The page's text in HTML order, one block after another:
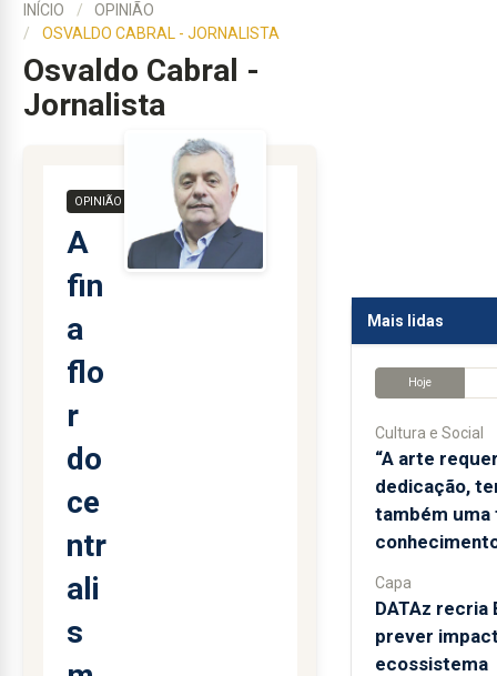
INÍCIO
OPINIÃO
OSVALDO CABRAL - JORNALISTA
Osvaldo Cabral -
Jornalista
OPINIÃO
A
fin
a
flo
r
do
ce
ntr
ali
s
Mais lidas
Hoje
Cultura e Social
“A arte
dedicação,
também uma
Capa
DATAz recria
prever
ecossistema